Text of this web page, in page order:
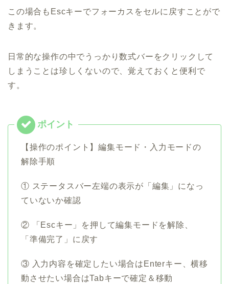
この場合もEscキーでフォーカスをセルに戻すことがで
きます。
日常的な操作の中でうっかり数式バーをクリックして
しまうことは珍しくないので、覚えておくと便利で
す。
【操作のポイント】編集モード・入力モードの
解除手順
① ステータスバー左端の表示が「編集」になっ
ていないか確認
② 「Escキー」を押して編集モードを解除、
「準備完了」に戻す
③ 入力内容を確定したい場合はEnterキー、横移
動させたい場合はTabキーで確定＆移動